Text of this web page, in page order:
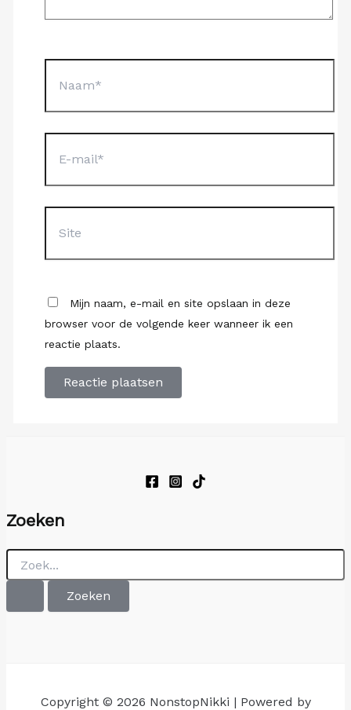
mail*
Mijn naam, e-mail en site opslaan in deze
browser voor de volgende keer wanneer ik een
reactie plaats.
Zoeken
Zoek
naar:
Copyright © 2026 NonstopNikki | Powered by